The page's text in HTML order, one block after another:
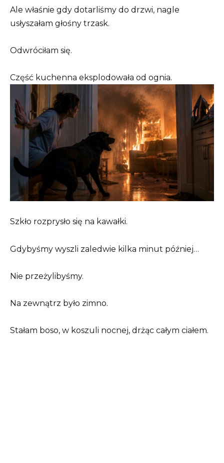
Ale właśnie gdy dotarliśmy do drzwi, nagle
usłyszałam głośny trzask.
Odwróciłam się.
Część kuchenna eksplodowała od ognia.
Szkło rozprysło się na kawałki.
Gdybyśmy wyszli zaledwie kilka minut później…
Nie przeżylibyśmy.
Na zewnątrz było zimno.
Stałam boso, w koszuli nocnej, drżąc całym ciałem.